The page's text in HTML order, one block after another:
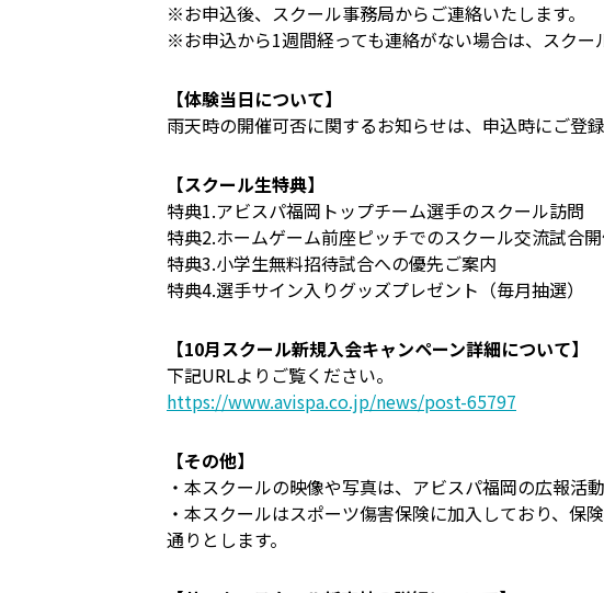
※お申込後、スクール事務局からご連絡いたします。
※お申込から1週間経っても連絡がない場合は、スクー
【体験当日について】
雨天時の開催可否に関するお知らせは、申込時にご登
【スクール生特典】
特典1.アビスパ福岡トップチーム選手のスクール訪問
特典2.ホームゲーム前座ピッチでのスクール交流試合
特典3.小学生無料招待試合への優先ご案内
特典4.選手サイン入りグッズプレゼント（毎月抽選）
【10月スクール新規入会キャンペーン詳細について】
下記URLよりご覧ください。
https://www.avispa.co.jp/news/post-65797
【その他】
・本スクールの映像や写真は、アビスパ福岡の広報活
・本スクールはスポーツ傷害保険に加入しており、
通りとします。